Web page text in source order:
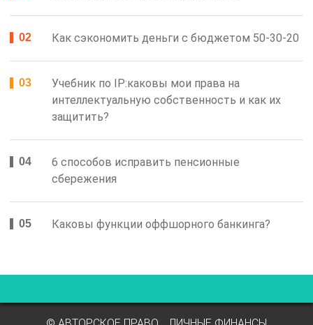
Как сэкономить деньги с бюджетом 50-30-20
Учебник по IP:каковы мои права на
интеллектуальную собственность и как их
защитить?
6 способов исправить пенсионные
сбережения
Каковы функции оффшорного банкинга?